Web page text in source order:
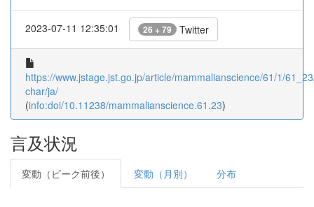
2023-07-11 12:35:01 26 + 79 Twitter
https://www.jstage.jst.go.jp/article/mammalianscience/61/1/
char/ja/
(info:doi/10.11238/mammalianscience.61.23)
言及状況
変動（ピーク前後） 変動（月別） 分布